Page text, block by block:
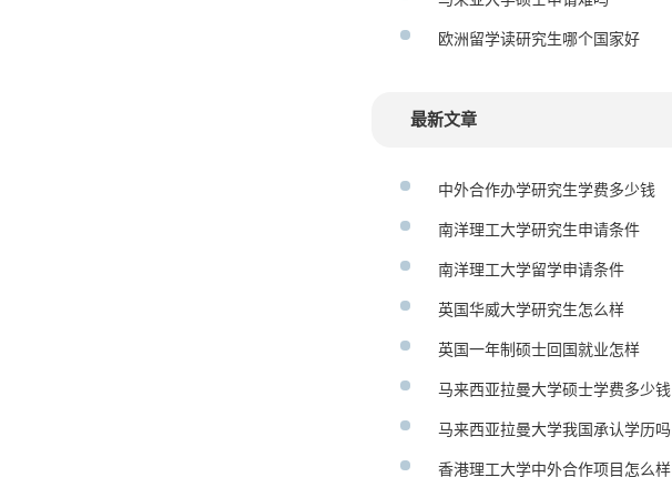
欧洲留学读研究生哪个国家好
最新文章
中外合作办学研究生学费多少钱
南洋理工大学研究生申请条件
南洋理工大学留学申请条件
英国华威大学研究生怎么样
英国一年制硕士回国就业怎样
马来西亚拉曼大学硕士学费多少钱
马来西亚拉曼大学我国承认学历吗
香港理工大学中外合作项目怎么样